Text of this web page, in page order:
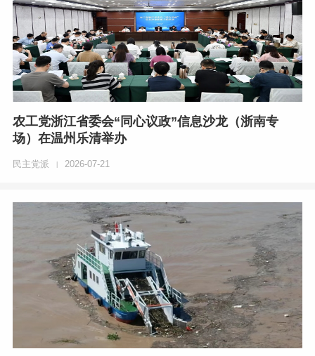
农工党浙江省委会“同心议政”信息沙龙（浙南专
场）在温州乐清举办
民主党派 | 2026-07-21